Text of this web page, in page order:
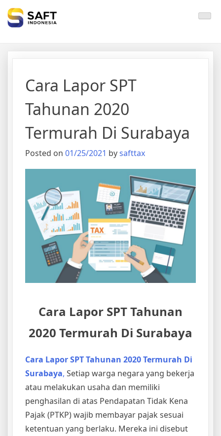
Solisi Perjakan Anda
Cara Lapor SPT
Tahunan 2020
Termurah Di Surabaya
Posted on 01/25/2021 bysafttax
Cara Lapor SPTTahunan
2020 Termurah Di Surabaya
Cara Lapor SPT Tahunan 2020 Termurah Di
Surabaya, Setiap warga negara yang bekerja
atau melakukan usaha dan memiliki
penghasilan di atas Pendapatan Tidak Kena
Pajak (PTKP) wajib membayar pajak sesuai
ketentuan yang berlaku. Mereka ini disebut